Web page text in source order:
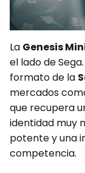
La Genesis
el lado de
formato de la
mercados
que recupera
identidad muy
potente y una
competencia.